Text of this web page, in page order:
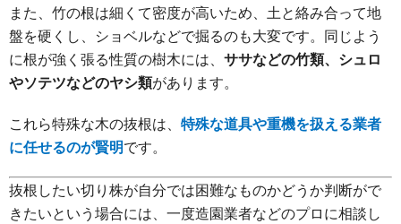
また、竹の根は細くて密度が高いため、土と絡み合って地
盤を硬くし、ショベルなどで掘るのも大変です。同じよう
に根が強く張る性質の樹木には、 ササなどの竹類、シュロ
やソテツなどのヤシ類があります。
これら特殊な木の抜根は、 特殊な道具や重機を扱える業者
に任せるのが賢明です。
抜根したい切り株が自分では困難なものかどうか判断がで
きたいという場合には、一度造園業者などのプロに相談し